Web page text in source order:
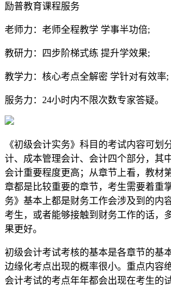
励普教育课程服务
老师力：老师全程教学 学事半功倍;
教研力：四步阶梯式练 提升学效果;
教学力：核心考点全解密 学针对有效率;
服务力：24小时内不限次数专家答疑。
《初级会计实务》科目的考试内容可划
计、成本管理会计、会计四个部分，其
会计重要程度更高；从章节上看，教材
章都是比较重要的章节，考生需要着重
务》基本上都是财务工作会涉及到的内
考生，或者能够接触到财务工作的话，
果更好。
初级会计考试考核的基本是各章节的基
边缘化考点出现的概率很小。重点内容
会计考试的考点年年都会出现在考生的